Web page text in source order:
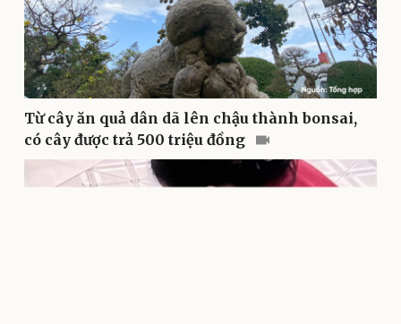
Sức khỏe
Dinh dưỡng - món ngon
Cây thuốc
Sản phụ khoa
Nhi khoa
Đời sống
Nhà đẹp
Blog
Tình yêu - Gia đình
Từ cây ăn quả dân dã lên chậu thành bonsai,
có cây được trả 500 triệu đồng